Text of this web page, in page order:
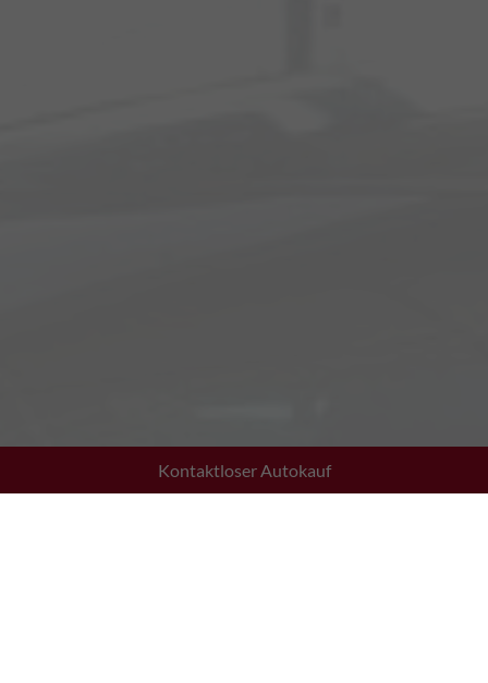
Kontaktloser Autokauf